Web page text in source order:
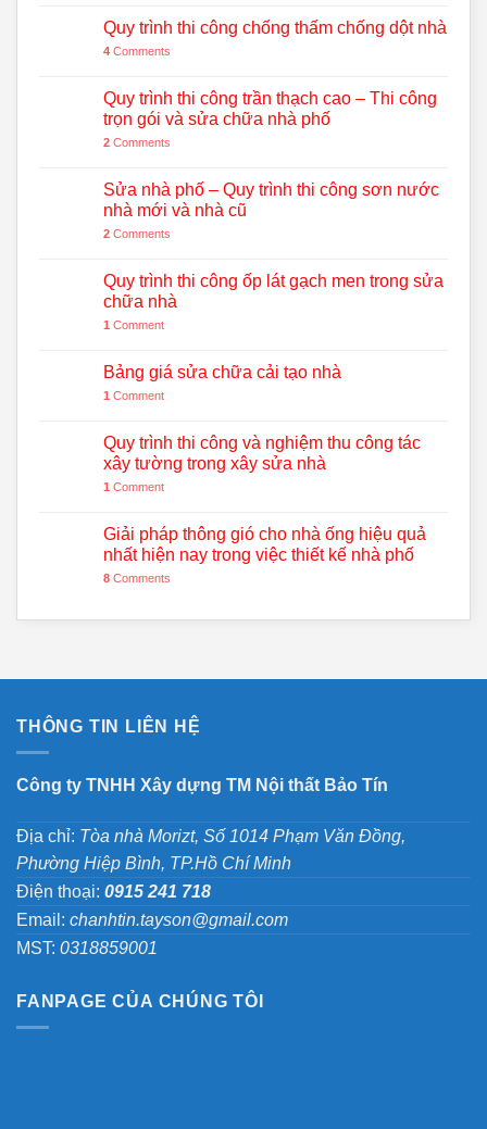
Quy trình thi công chống thấm chống dột nhà
4 Comments
Quy trình thi công trần thạch cao – Thi công
trọn gói và sửa chữa nhà phố
2 Comments
Sửa nhà phố – Quy trình thi công sơn nước
nhà mới và nhà cũ
2 Comments
Quy trình thi công ốp lát gạch men trong sửa
chữa nhà
1 Comment
Bảng giá sửa chữa cải tạo nhà
1 Comment
Quy trình thi công và nghiệm thu công tác
xây tường trong xây sửa nhà
1 Comment
Giải pháp thông gió cho nhà ống hiệu quả
nhất hiện nay trong việc thiết kế nhà phố
8 Comments
THÔNG TIN LIÊN HỆ
Công ty TNHH Xây dựng TM Nội thất Bảo Tín
Địa chỉ: Tòa nhà Morizt, Số 1014 Phạm Văn Đồng,
Phường Hiệp Bình, TP.Hồ Chí Minh
Điện thoại: 0915 241 718
Email: chanhtin.tayson@gmail.com
MST: 0318859001
FANPAGE CỦA CHÚNG TÔI